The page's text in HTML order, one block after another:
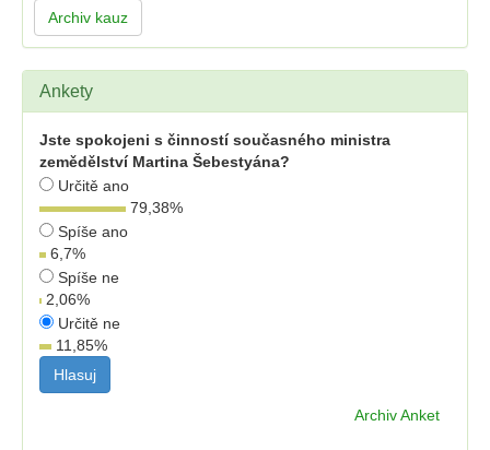
Archiv kauz
Ankety
Jste spokojeni s činností současného ministra
zemědělství Martina Šebestyána?
Určitě ano
79,38%
Spíše ano
6,7%
Spíše ne
2,06%
Určitě ne
11,85%
Archiv Anket